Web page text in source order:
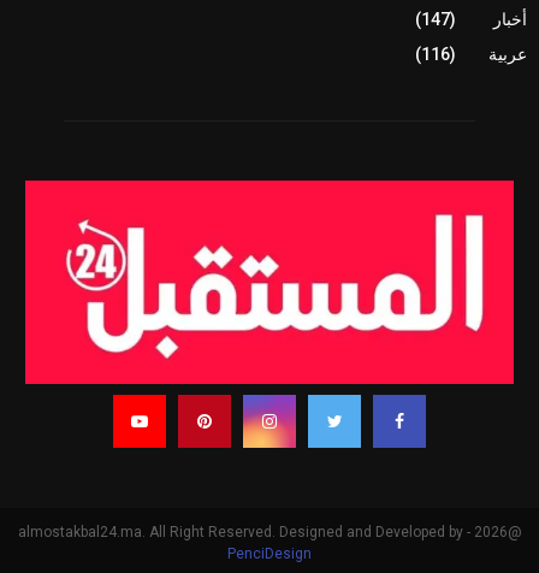
أخبار
(147)
عربية
(116)
@2026 - almostakbal24.ma. All Right Reserved. Designed and Developed by
PenciDesign